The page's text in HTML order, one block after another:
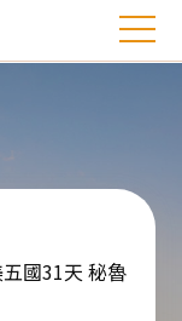
國31天 秘魯